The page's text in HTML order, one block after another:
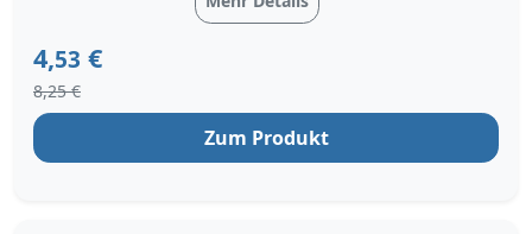
4,53 €
8,25 €
Zum Produkt